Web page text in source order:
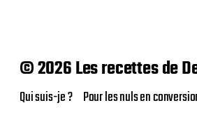
© 2026 Les recettes de
Qui suis-je ? Pour les nuls en